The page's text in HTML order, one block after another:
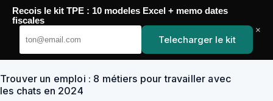
Passer
contenu
YoupiJobs
Trouver un emploi : 8 métiers pour travailler avec
les chats en 2024
Recois le kit TPE : 10 modeles Excel + memo dates
fiscales
Telecharger le kit
×